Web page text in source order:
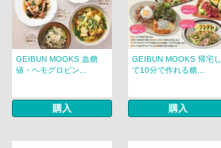
GEIBUN MOOKS 血糖
値・ヘモグロビン...
購入
GEIBUN MOOKS 帰宅し
て10分で作れる糖...
購入